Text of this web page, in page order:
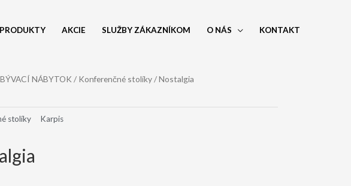
PRODUKTY AKCIE SLUŽBY ZÁKAZNÍKOM O NÁS KONTAKT
NÁBYTOK / Konferenčné stolíky/ Nostalgia
stolíky Karpis